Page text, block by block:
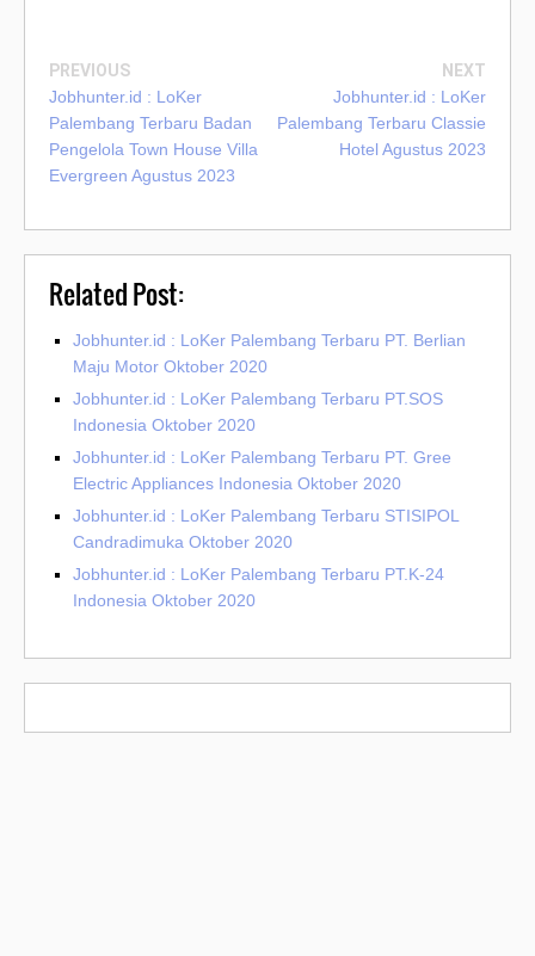
PREVIOUS
Jobhunter.id : LoKer
Palembang Terbaru Badan
Pengelola Town House Villa
Evergreen Agustus 2023
NEXT
Jobhunter.id : LoKer
Palembang Terbaru Classie
Hotel Agustus 2023
Related Post:
Jobhunter.id : LoKer Palembang Terbaru PT. Berlian
Maju Motor Oktober 2020
Jobhunter.id : LoKer Palembang Terbaru PT.SOS
Indonesia Oktober 2020
Jobhunter.id : LoKer Palembang Terbaru PT. Gree
Electric Appliances Indonesia Oktober 2020
Jobhunter.id : LoKer Palembang Terbaru STISIPOL
Candradimuka Oktober 2020
Jobhunter.id : LoKer Palembang Terbaru PT.K-24
Indonesia Oktober 2020